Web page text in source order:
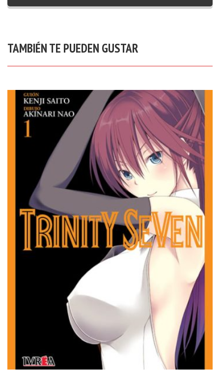
TAMBIÉN TE PUEDEN GUSTAR